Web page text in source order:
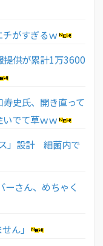
チがすぎるｗ
提供が累計1万3600
寿史氏、開き直って
でて草ｗｗ
」設計 細菌内で
ーさん、めちゃく
ん」